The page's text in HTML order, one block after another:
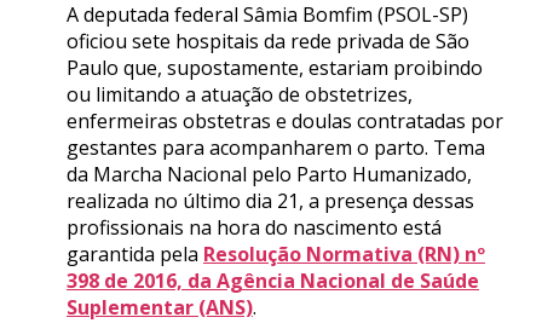
A deputada federal Sâmia Bomfim (PSOL-SP)
oficiou sete hospitais da rede privada de São
Paulo que, supostamente, estariam proibindo
ou limitando a atuação de obstetrizes,
enfermeiras obstetras e doulas contratadas por
gestantes para acompanharem o parto. Tema
da Marcha Nacional pelo Parto Humanizado,
realizada no último dia 21, a presença dessas
profissionais na hora do nascimento está
garantida pela Resolução Normativa (RN) nº
398 de 2016, da Agência Nacional de Saúde
Suplementar (ANS).